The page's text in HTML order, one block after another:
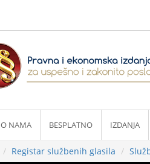
O NAMA BESPLATNO IZDANJA
Registar službenih glasila